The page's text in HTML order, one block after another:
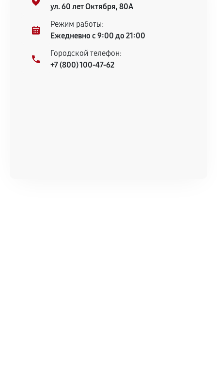
ул. 60 лет Октября, 80А
Режим работы:
Ежедневно с 9:00 до 21:00
Городской телефон:
+7 (800) 100-47-62